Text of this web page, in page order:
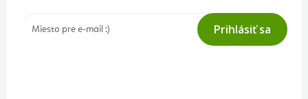
Prihlásiť sa